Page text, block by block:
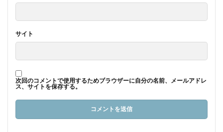
サイト
次回のコメントで使用するためブラウザーに自分の名前、メールアドレ
ス、サイトを保存する。